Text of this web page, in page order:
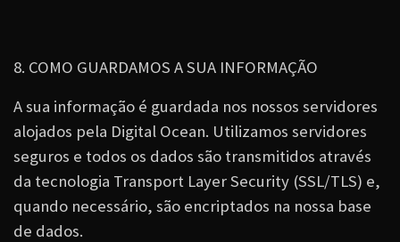
8. COMO GUARDAMOS A SUA INFORMAÇÃO
A sua informação é guardada nos nossos servidores
alojados pela Digital Ocean. Utilizamos servidores
seguros e todos os dados são transmitidos através
da tecnologia Transport Layer Security (SSL/TLS) e,
quando necessário, são encriptados na nossa base
de dados.